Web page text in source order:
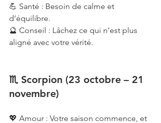
💪 Santé : Besoin de calme et
d’équilibre.
🔮 Conseil : Lâchez ce qui n’est plus
aligné avec votre vérité.
♏ Scorpion (23 octobre – 21
novembre)
💖 Amour : Votre saison commence, et